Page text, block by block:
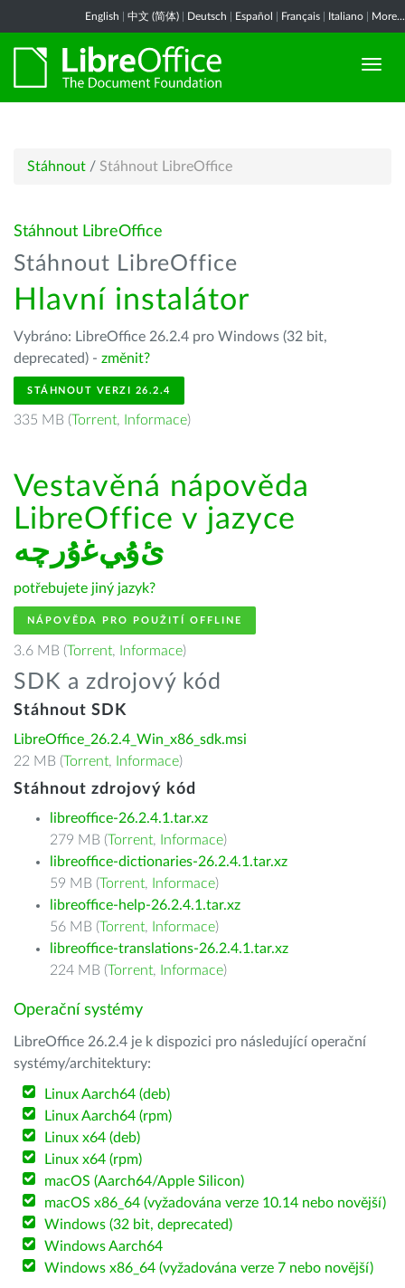
English 中文 (简体) Deutsch Español Français Italiano More...
Stáhnout / Stáhnout LibreOffice
Stáhnout LibreOffice
Stáhnout LibreOffice
Hlavní instalátor
Vybráno: LibreOffice 26.2.4 pro Windows (32 bit,
deprecated) - změnit?
STÁHNOUT VERZI 26.2.4
335 MB (Torrent, Informace)
Vestavěná nápověda
LibreOffice v jazyce
ﺉۇﻲﻏۇﺭچە
potřebujete jiný jazyk?
NÁPOVĚDA PRO POUŽITÍ OFFLINE
3.6 MB (Torrent, Informace)
SDK a zdrojový kód
Stáhnout SDK
LibreOffice_26.2.4_Win_x86_sdk.msi
22 MB (Torrent, Informace)
Stáhnout zdrojový kód
libreoffice-26.2.4.1.tar.xz
279 MB (Torrent, Informace)
libreoffice-dictionaries-26.2.4.1.tar.xz
59 MB (Torrent, Informace)
libreoffice-help-26.2.4.1.tar.xz
56 MB (Torrent, Informace)
libreoffice-translations-26.2.4.1.tar.xz
224 MB (Torrent, Informace)
Operační systémy
LibreOffice 26.2.4 je k dispozici pro následující operační
systémy/architektury:
Linux Aarch64 (deb)
Linux Aarch64 (rpm)
Linux x64 (deb)
Linux x64 (rpm)
macOS (Aarch64/Apple Silicon)
macOS x86_64 (vyžadována verze 10.14 nebo novější)
Windows (32 bit, deprecated)
Windows Aarch64
Windows x86_64 (vyžadována verze 7 nebo novější)